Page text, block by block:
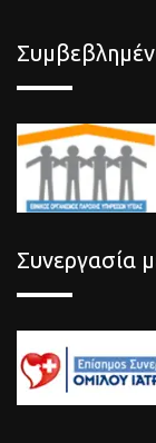
Συνεργασία